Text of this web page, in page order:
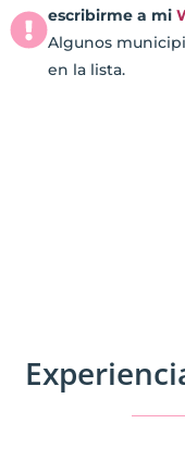
escribirme a mi
Algunos
en la lista.